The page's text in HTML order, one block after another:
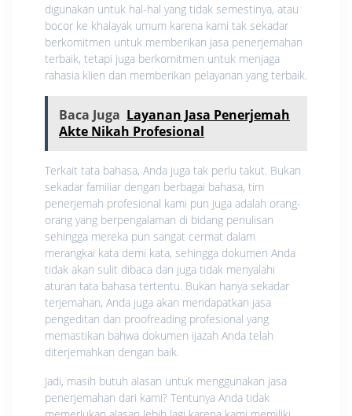
digunakan untuk hal-hal yang tidak semestinya, atau
bocor ke khalayak umum karena kami tak sekadar
berkomitmen untuk memberikan jasa penerjemahan
terbaik, tetapi juga berkomitmen untuk menjaga
rahasia klien dan memberikan pelayanan yang terbaik.
Baca Juga Layanan Jasa Penerjemah
Akte Nikah Profesional
Terkait tata bahasa, Anda juga tak perlu takut. Bukan
sekadar familiar dengan berbagai bahasa, tim
penerjemah profesional kami pun juga adalah orang-
orang yang berpengalaman di bidang penulisan
sehingga mereka pun sangat cermat dalam
merangkai kata demi kata, sehingga dokumen Anda
tidak akan sulit dibaca dan juga tidak menyalahi
aturan tata bahasa tertentu. Bukan hanya sekadar
terjemahan, Anda juga akan mendapatkan jasa
pengeditan dan proofreading profesional yang
memastikan bahwa dokumen ijazah Anda telah
diterjemahkan dengan baik.
Jadi, masih butuh alasan untuk menggunakan jasa
penerjemahan dari kami? Tentunya Anda tidak